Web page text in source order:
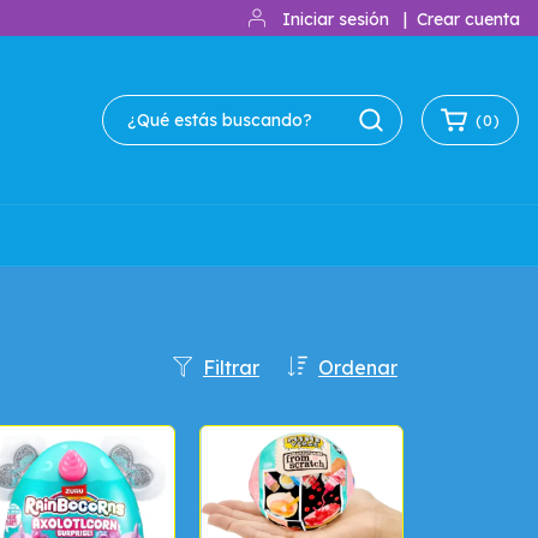
Iniciar sesión | Crear cuenta
(0)
Ordenar
Filtrar